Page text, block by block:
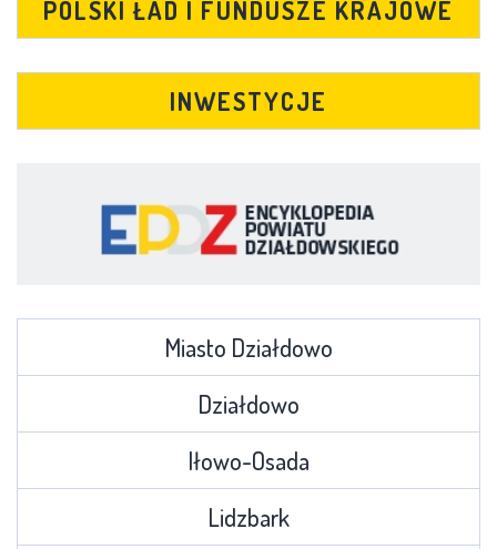
POLSKI ŁAD I FUNDUSZE KRAJOWE
INWESTYCJE
Miasto Działdowo
Działdowo
Iłowo-Osada
Lidzbark